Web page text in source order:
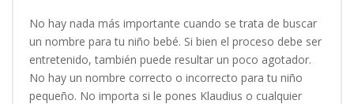
No hay nada más importante cuando se trata de buscar
un nombre para tu niño bebé. Si bien el proceso debe ser
entretenido, también puede resultar un poco agotador.
No hay un nombre correcto o incorrecto para tu niño
pequeño. No importa si le pones Klaudius o cualquier